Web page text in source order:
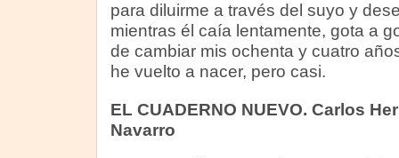
para diluirme a través del suyo y
mientras él caía lentamente, gota a
de cambiar mis ochenta y cuatro
he vuelto a nacer, pero casi.
EL CUADERNO NUEVO. Carlos
Navarro